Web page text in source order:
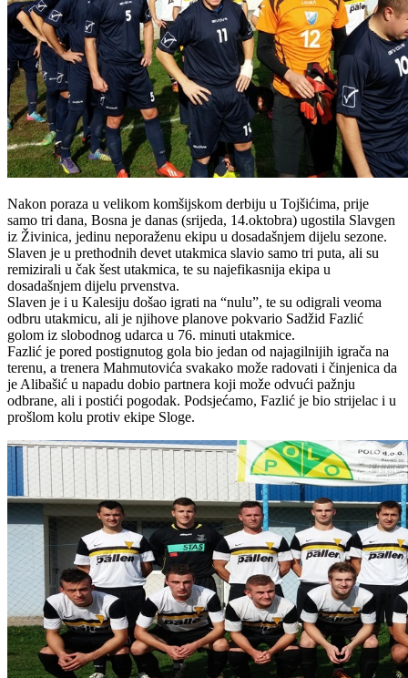
Nakon poraza u velikom komšijskom derbiju u Tojšićima, prije
samo tri dana, Bosna je danas (srijeda, 14.oktobra) ugostila Slavgen
iz Živinica, jedinu neporaženu ekipu u dosadašnjem dijelu sezone.
Slaven je u prethodnih devet utakmica slavio samo tri puta, ali su
remizirali u čak šest utakmica, te su najefikasnija ekipa u
dosadašnjem dijelu prvenstva.
Slaven je i u Kalesiju došao igrati na “nulu”, te su odigrali veoma
odbru utakmicu, ali je njihove planove pokvario Sadžid Fazlić
golom iz slobodnog udarca u 76. minuti utakmice.
Fazlić je pored postignutog gola bio jedan od najagilnijih igrača na
terenu, a trenera Mahmutovića svakako može radovati i činjenica da
je Alibašić u napadu dobio partnera koji može odvući pažnju
odbrane, ali i postići pogodak. Podsjećamo, Fazlić je bio strijelac i u
prošlom kolu protiv ekipe Sloge.